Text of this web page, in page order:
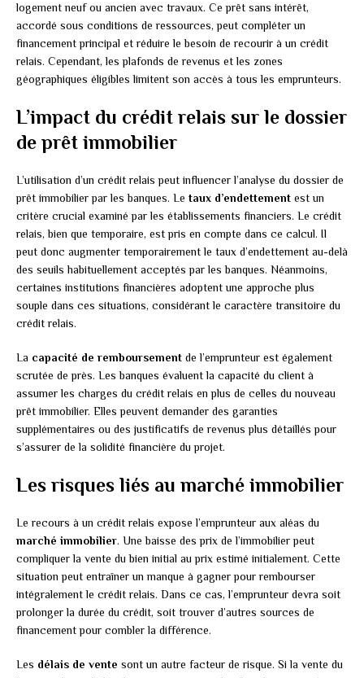
logement neuf ou ancien avec travaux. Ce prêt sans intérêt,
accordé sous conditions de ressources, peut compléter un
financement principal et réduire le besoin de recourir à un crédit
relais. Cependant, les plafonds de revenus et les zones
géographiques éligibles limitent son accès à tous les emprunteurs.
L’impact du crédit relais sur le dossier
de prêt immobilier
L’utilisation d’un crédit relais peut influencer l’analyse du dossier de
prêt immobilier par les banques. Le taux d’endettement est un
critère crucial examiné par les établissements financiers. Le crédit
relais, bien que temporaire, est pris en compte dans ce calcul. Il
peut donc augmenter temporairement le taux d’endettement au-delà
des seuils habituellement acceptés par les banques. Néanmoins,
certaines institutions financières adoptent une approche plus
souple dans ces situations, considérant le caractère transitoire du
crédit relais.
La capacité de remboursement de l’emprunteur est également
scrutée de près. Les banques évaluent la capacité du client à
assumer les charges du crédit relais en plus de celles du nouveau
prêt immobilier. Elles peuvent demander des garanties
supplémentaires ou des justificatifs de revenus plus détaillés pour
s’assurer de la solidité financière du projet.
Les risques liés au marché immobilier
Le recours à un crédit relais expose l’emprunteur aux aléas du
marché immobilier. Une baisse des prix de l’immobilier peut
compliquer la vente du bien initial au prix estimé initialement. Cette
situation peut entraîner un manque à gagner pour rembourser
intégralement le crédit relais. Dans ce cas, l’emprunteur devra soit
prolonger la durée du crédit, soit trouver d’autres sources de
financement pour combler la différence.
Les délais de vente sont un autre facteur de risque. Si la vente du